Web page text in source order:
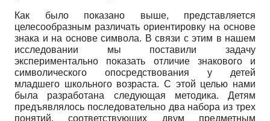
Как было показано выше, представляется
целесообразным различать ориентировку на основе
знака и на основе символа. В связи с этим в нашем
исследовании мы поставили задачу
экспериментально показать отличие знакового и
символического опосредствования у детей
младшего школьного возраста. С этой целью нами
была разработана следующая методика. Детям
предъявлялось последовательно два набора из трех
понятий, соответствующих двум предметным